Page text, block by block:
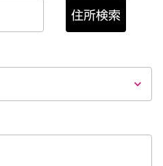
住所検索
keyboard_arrow_down